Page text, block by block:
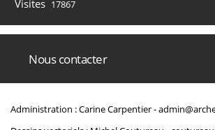
Visites 17867
Nous contacter
Administration : Carine Carpentier -